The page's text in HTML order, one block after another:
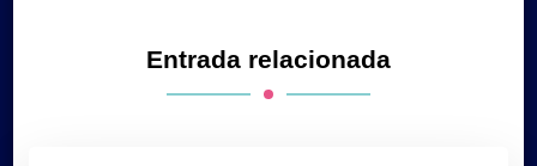
Entrada relacionada